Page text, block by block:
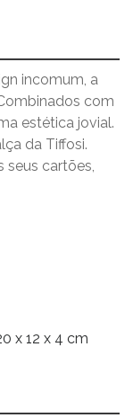
incomum, a
com
estética jovial.
da Tiffosi.
seus cartões,
x 12 x 4 cm